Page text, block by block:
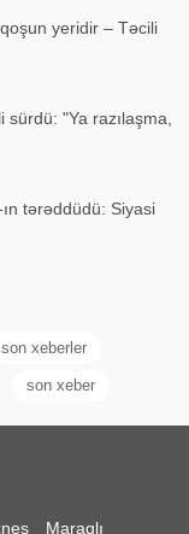
yeridir – Təcili
"Ya razılaşma,
tərəddüdü: Siyasi
son xeberler
son xeber
Maraqlı